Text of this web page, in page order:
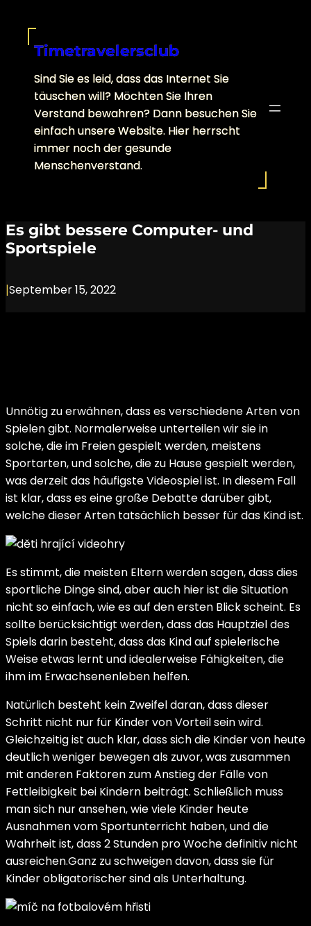
contentTimetravelersclub
Sind Sie es leid, dass das Internet Sie
täuschen will? Möchten Sie Ihren
Verstand bewahren? Dann besuchen Sie
einfach unsere Website. Hier herrscht
immer noch der gesunde
Menschenverstand.
Es gibt bessere Computer- und
Sportspiele
|September 15, 2022
Unnötig zu erwähnen, dass es verschiedene Arten von
Spielen gibt. Normalerweise unterteilen wir sie in
solche, die im Freien gespielt werden, meistens
Sportarten, und solche, die zu Hause gespielt werden,
was derzeit das häufigste Videospiel ist. In diesem Fall
ist klar, dass es eine große Debatte darüber gibt,
welche dieser Arten tatsächlich besser für das Kind ist.
Es stimmt, die meisten Eltern werden sagen, dass dies
sportliche Dinge sind, aber auch hier ist die Situation
nicht so einfach, wie es auf den ersten Blick scheint. Es
sollte berücksichtigt werden, dass das Hauptziel des
Spiels darin besteht, dass das Kind auf spielerische
Weise etwas lernt und idealerweise Fähigkeiten, die
ihm im Erwachsenenleben helfen.
Natürlich besteht kein Zweifel daran, dass dieser
Schritt nicht nur für Kinder von Vorteil sein wird.
Gleichzeitig ist auch klar, dass sich die Kinder von heute
deutlich weniger bewegen als zuvor, was zusammen
mit anderen Faktoren zum Anstieg der Fälle von
Fettleibigkeit bei Kindern beiträgt. Schließlich muss
man sich nur ansehen, wie viele Kinder heute
Ausnahmen vom Sportunterricht haben, und die
Wahrheit ist, dass 2 Stunden pro Woche definitiv nicht
ausreichen.Ganz zu schweigen davon, dass sie für
Kinder obligatorischer sind als Unterhaltung.